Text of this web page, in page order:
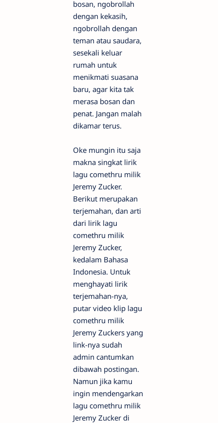
bosan, ngobrollah
dengan kekasih,
ngobrollah dengan
teman atau saudara,
sesekali keluar
rumah untuk
menikmati suasana
baru, agar kita tak
merasa bosan dan
penat. Jangan malah
dikamar terus.
Oke mungin itu saja
makna singkat lirik
lagu comethru milik
Jeremy Zucker.
Berikut merupakan
terjemahan, dan arti
dari lirik lagu
comethru milik
Jeremy Zucker,
kedalam Bahasa
Indonesia. Untuk
menghayati lirik
terjemahan-nya,
putar video klip lagu
comethru milik
Jeremy Zuckers yang
link-nya sudah
admin cantumkan
dibawah postingan.
Namun jika kamu
ingin mendengarkan
lagu comethru milik
Jeremy Zucker di